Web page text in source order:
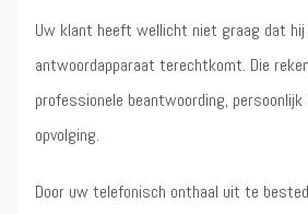
Uw klant heeft wellicht niet graag dat hij
antwoordapparaat terechtkomt. Die
professionele beantwoording,
opvolging.
Door uw telefonisch onthaal uit te